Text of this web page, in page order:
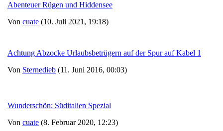
Abenteuer Rügen und Hiddensee
Von cuate (10. Juli 2021, 19:18)
Achtung Abzocke Urlaubsbetrügern auf der Spur auf Kabel 1
Von Sternedieb (11. Juni 2016, 00:03)
Wunderschön: Süditalien Spezial
Von cuate (8. Februar 2020, 12:23)